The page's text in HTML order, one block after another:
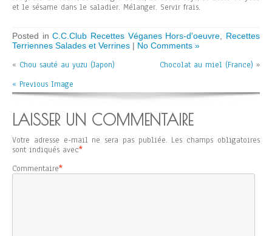
et le sésame dans le saladier. Mélanger. Servir frais.
Posted inC.C.Club Recettes Véganes Hors-d'oeuvre
Recettes
Terriennes Salades et Verrines | No Comments »
« Chou sauté au yuzu (Japon) Chocolat au miel (France) »
« Previous Image
LAISSER UN COMMENTAIRE
Votre adresse e-mail ne sera pas publiée. Les champs obligatoires
sont indiqués avec*
Commentaire*